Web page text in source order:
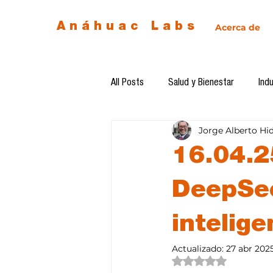
Anáhuac Labs Acerca de
All Posts Salud y Bienestar
Egresados Inteligencia
Diseño de futuro Ética de la
Software del mes Cursos
Jorge Alberto
Actualizado: 27 abr
Obtuvo NaN de 5